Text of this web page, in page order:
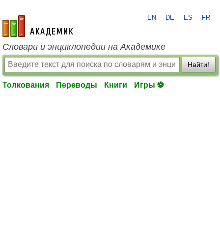
academic.ru
EN DE ES FR
Словари и энциклопедии на Академике
Найти!
Толкования Переводы Книги Игры ⚽